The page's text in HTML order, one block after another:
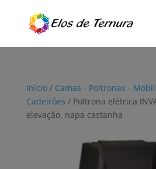
Início/ Camas - Poltronas -
Cadeirões / Poltrona elétrica
elevação, napa castanha